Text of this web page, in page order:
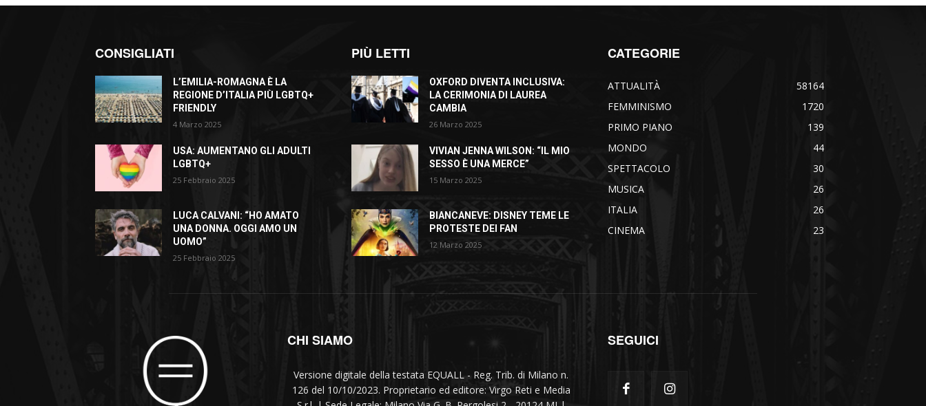
CONSIGLIATI
L’EMILIA-ROMAGNA È LA
REGIONE D’ITALIA PIÙ LGBTQ+
FRIENDLY
4 Marzo 2025
USA: AUMENTANO GLI ADULTI
LGBTQ+
25 Febbraio 2025
LUCA CALVANI: “HO AMATO
UNA DONNA. OGGI AMO UN
UOMO”
25 Febbraio 2025
PIÙ LETTI
OXFORD DIVENTA INCLUSIVA:
LA CERIMONIA DI LAUREA
CAMBIA
26 Marzo 2025
VIVIAN JENNA WILSON: “IL MIO
SESSO È UNA MERCE”
15 Marzo 2025
BIANCANEVE: DISNEY TEME LE
PROTESTE DEI FAN
12 Marzo 2025
CATEGORIE
ATTUALITÀ
58164
FEMMINISMO
1720
PRIMO PIANO
139
MONDO
44
SPETTACOLO
30
MUSICA
26
ITALIA
26
CINEMA
23
CHI SIAMO
Versione digitale della testata EQUALL - Reg. Trib. di Milano n.
126 del 10/10/2023. Proprietario ed editore: Virgo Reti e Media
SEGUICI